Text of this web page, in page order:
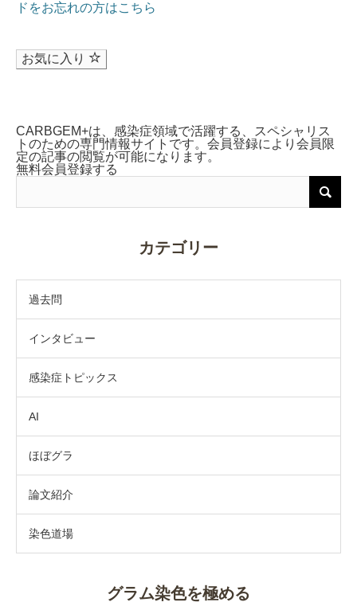
ドをお忘れの方はこちら
お気に入り
CARBGEM+は、感染症領域で活躍する、スペシャリス
トのための専門情報サイトです。会員登録により会員限
定の記事の閲覧が可能になります。
無料会員登録する
カテゴリー
過去問
インタビュー
感染症トピックス
AI
ほぼグラ
論文紹介
染色道場
グラム染色を極める